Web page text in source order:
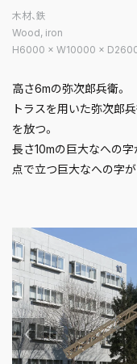
木材、鉄
Wood, iron
H6000 × W10000 ×
高さ6mの弥次郎兵衛。
トラスを用いた弥次郎
を放つ。
長さ10mの巨大なへの字
点で立つ巨大なへの字